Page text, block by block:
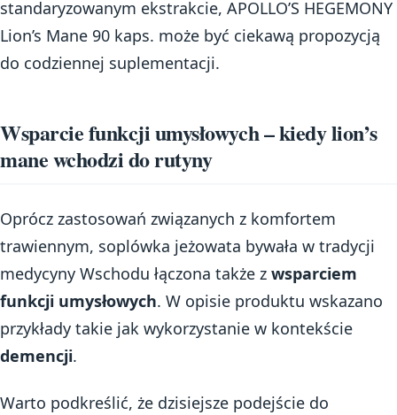
standaryzowanym ekstrakcie, APOLLO’S HEGEMONY
Lion’s Mane 90 kaps. może być ciekawą propozycją
do codziennej suplementacji.
Wsparcie funkcji umysłowych – kiedy lion’s
mane wchodzi do rutyny
Oprócz zastosowań związanych z komfortem
trawiennym, soplówka jeżowata bywała w tradycji
medycyny Wschodu łączona także z wsparciem
funkcji umysłowych. W opisie produktu wskazano
przykłady takie jak wykorzystanie w kontekście
demencji.
Warto podkreślić, że dzisiejsze podejście do